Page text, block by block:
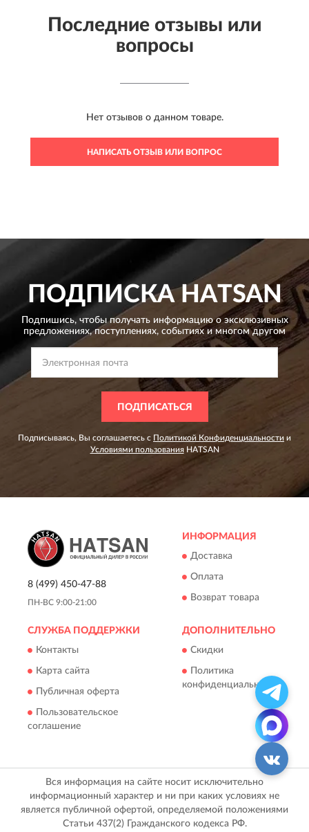
Последние отзывы или
вопросы
Нет отзывов о данном товаре.
НАПИСАТЬ ОТЗЫВ ИЛИ ВОПРОС
ПОДПИСКАHATSAN
Подпишись, чтобы получать информацию о эксклюзивных
предложениях,поступлениях, событиях и многом другом
ПОДПИСАТЬСЯ
Подписываясь, Вы соглашаетесь с Политикой Конфиденциальности и
Условиями пользованияHATSAN
8 (499) 450-47-88
ПН-ВС 9:00-21:00
ИНФОРМАЦИЯ
Доставка
Оплата
Возврат товара
СЛУЖБА ПОДДЕРЖКИ
Контакты
Карта сайта
Публичная оферта
Пользовательское
соглашение
ДОПОЛНИТЕЛЬНО
Скидки
Политика
конфиденциальности
Вся информация на сайте носит исключительно
информационный характер и ни при каких условиях не
является публичной офертой, определяемой положениями
Статьи 437(2) Гражданского кодекса РФ.